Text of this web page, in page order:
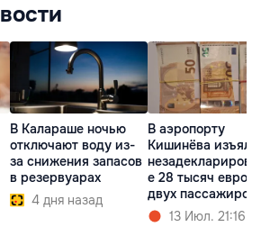
В Калараше ночью
отключают воду из-
за снижения запасов
в резервуарах
4 дня назад
В аэропорту
Кишинёва изъяли
е 28 тысяч евро у
двух пассажиров
13 Июл. 21:16